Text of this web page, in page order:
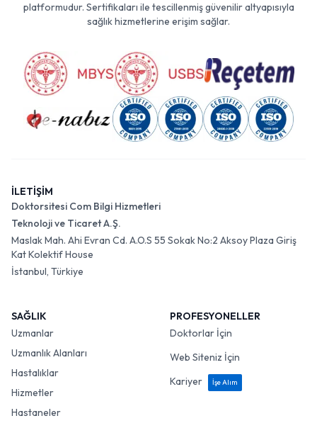
platformudur. Sertifikaları ile tescillenmiş güvenilir altyapısıyla
sağlık hizmetlerine erişim sağlar.
İLETİŞİM
Doktorsitesi Com Bilgi Hizmetleri
Teknoloji ve Ticaret A.Ş.
Maslak Mah. Ahi Evran Cd. A.O.S 55 Sokak No:2 Aksoy Plaza Giriş
Kat Kolektif House
İstanbul, Türkiye
SAĞLIK
Uzmanlar
Uzmanlık Alanları
Hastalıklar
Hizmetler
Hastaneler
PROFESYONELLER
Doktorlar İçin
Web Siteniz İçin
Kariyer
İşe Alım